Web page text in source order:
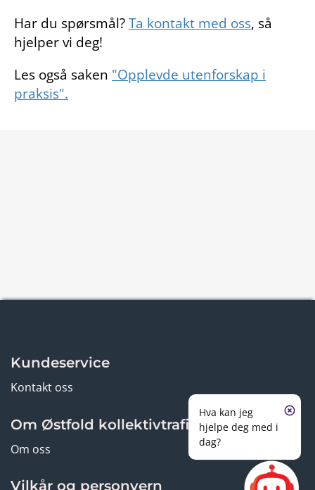
Hva kan jeg
hjelpe deg med i
dag?
Har du spørsmål?Ta kontakt med oss, så
hjelper vi deg!
Les også saken "Opplevde utenforskap i
praksis".
Kundeservice
Kontakt oss
Om Østfold kollektivtrafikk
Om oss
Vilkår og personvern